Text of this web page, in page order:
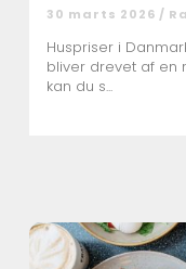
30 marts 2026 /
Huspriser i
bliver drevet af en
kan du s...